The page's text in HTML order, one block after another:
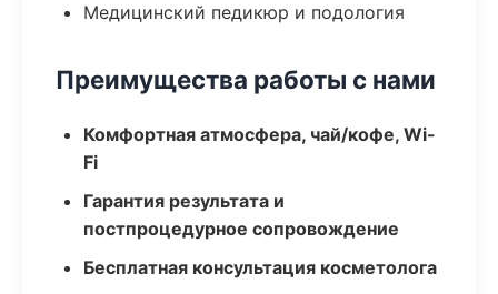
Медицинский педикюр и подология
Преимущества работы с нами
Комфортная атмосфера, чай/кофе, Wi-
Fi
Гарантия результата и
постпроцедурное сопровождение
Бесплатная консультация косметолога